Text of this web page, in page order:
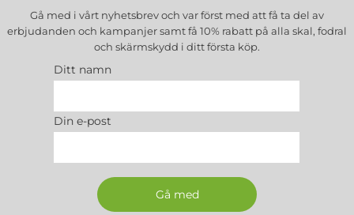
Gå med i vårt nyhetsbrev och var först med att få ta del av
erbjudanden och kampanjer samt få 10% rabatt på alla skal, fodral
och skärmskydd i ditt första köp.
Ditt namn
Din e-post